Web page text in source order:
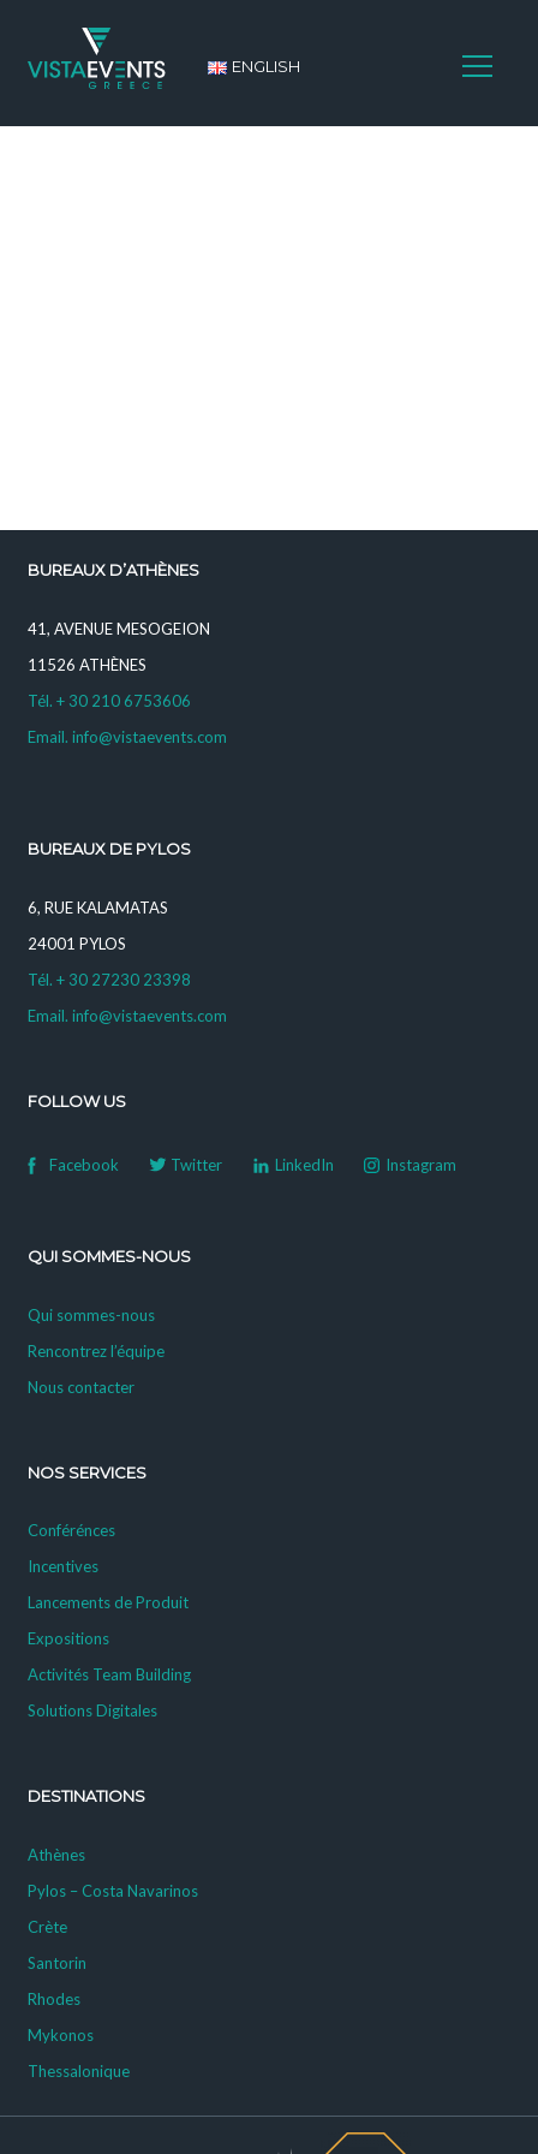
ENGLISH
BUREAUX D’ATHÈNES
41, AVENUE MESOGEION
11526 ATHÈNES
Tél. + 30 210 6753606
Email. info@vistaevents.com
BUREAUX DE PYLOS
6, RUE KALAMATAS
24001 PYLOS
Tél. + 30 27230 23398
Email. info@vistaevents.com
FOLLOW US
Facebook Twitter LinkedIn Instagram
QUI SOMMES-NOUS
Qui sommes-nous
Rencontrez l’équipe
Nous contacter
NOS SERVICES
Conférénces
Incentives
Lancements de Produit
Expositions
Activités Team Building
Solutions Digitales
DESTINATIONS
Athènes
Pylos – Costa Navarinos
Crète
Santorin
Rhodes
Mykonos
Thessalonique